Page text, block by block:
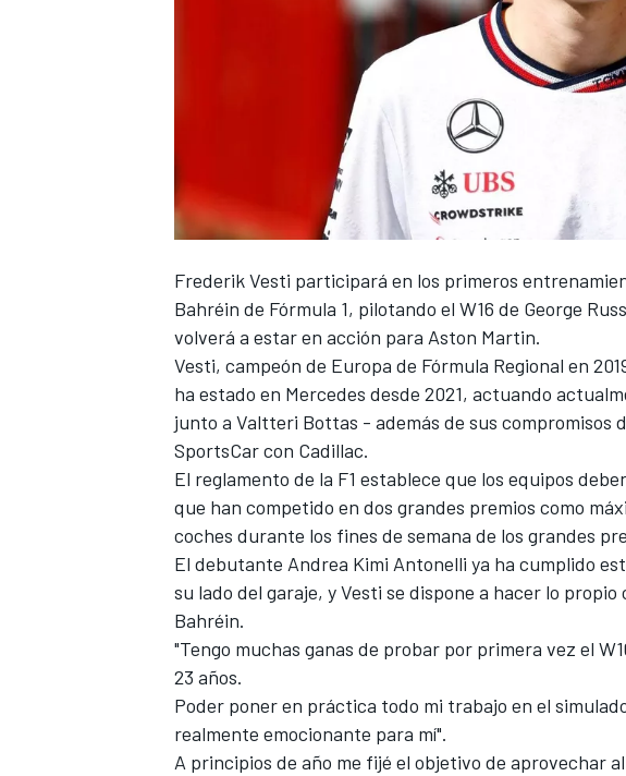
FÓRMULA E
WRC
Frederik Vesti participará en los primeros
Bahréin de Fórmula 1, pilotando el W16 de George
volverá a estar en acción para Aston Martin.
Vesti, campeón de Europa de Fórmula Regional en
ha estado en Mercedes desde 2021, actuando
junto a Valtteri Bottas - además de sus compromisos
SportsCar con Cadillac.
El reglamento de la F1 establece que los equipos
que han competido en dos grandes premios como
coches durante los fines de semana de los grandes
El debutante Andrea Kimi Antonelli ya ha cumplido
su lado del garaje, y Vesti se dispone a hacer lo
Bahréin.
"Tengo muchas ganas de probar por primera vez el
23 años.
Poder poner en práctica todo mi trabajo en el
realmente emocionante para mí".
A principios de año me fijé el objetivo de aprovechar